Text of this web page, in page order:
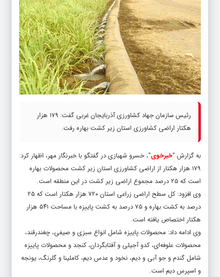
رئیس سازمان جهاد کشاورزی آذربایجان غربی گفت: ۱۷۹ هزار
هکتار اراضی کشاورزی استان زیر کشت بهاره رفت.
به گزارش “خبرخوی“، خسرو شهبازی در گفتگو با خبرنگار مهر، اظهار کرد:
۱۷۹ هزار هکتار از اراضی کشاورزی استان زیر کشت محصولات بهاره
است که ۲۵ درصد مجموع اراضی زیر کشت در این منطقه است.
وی افزود: کل سطح اراضی زراعی استان ۷۲۰ هزار هکتار است که ۲۵
درصد به کشت بهاره و ۷۵ درصد به کشت پاییزه با مساحت ۵۴۱ هزار
هکتار اختصاص یافته است.
وی ادامه داد: محصولات پاییزه شامل انواع سبزی و صیفی، چغندرقند،
محصولات علوفه‌ای، کدو آجیلی و آفتابگردان، کنجد و محصولات پاییزه
شامل گندم و جو آبی و دیم، نخود و عدس دیم، کاملینا و گلرنگ، یونجه
و اسپرس دیم است.